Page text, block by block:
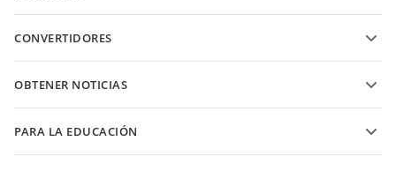
Plantillas de documentos de texto
CONVERTIDORES
Convierte hojas de cálculo
OBTENER NOTICIAS
PARA LA EDUCACIÓN